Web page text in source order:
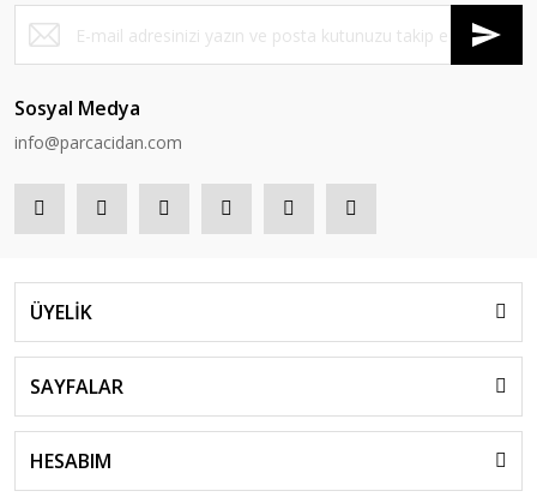
Sosyal Medya
info@parcacidan.com
ÜYELİK
SAYFALAR
HESABIM